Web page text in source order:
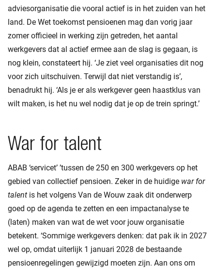
adviesorganisatie die vooral actief is in het zuiden van het
land. De Wet toekomst pensioenen mag dan vorig jaar
zomer officieel in werking zijn getreden, het aantal
werkgevers dat al actief ermee aan de slag is gegaan, is
nog klein, constateert hij. ‘Je ziet veel organisaties dit nog
voor zich uitschuiven. Terwijl dat niet verstandig is’,
benadrukt hij. ‘Als je er als werkgever geen haastklus van
wilt maken, is het nu wel nodig dat je op de trein springt.’
War for talent
ABAB ‘servicet’ ’tussen de 250 en 300 werkgevers op het
gebied van collectief pensioen. Zeker in de huidige war for
talent is het volgens Van de Wouw zaak dit onderwerp
goed op de agenda te zetten en een impactanalyse te
(laten) maken van wat de wet voor jouw organisatie
betekent. ‘Sommige werkgevers denken: dat pak ik in 2027
wel op, omdat uiterlijk 1 januari 2028 de bestaande
pensioenregelingen gewijzigd moeten zijn. Aan ons om